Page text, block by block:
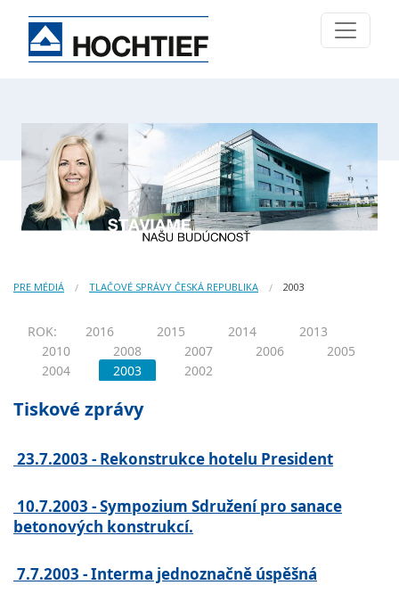
PRE MÉDIÁ TLAČOVÉ SPRÁVY ČESKÁ REPUBLIKA 2003
ROK: 2016 2015 2014
2013
2010
2008 2007 2006
2005
2004
2003 2002
Tiskové zprávy
23.7.2003 - Rekonstrukce hotelu President
10.7.2003 - Sympozium Sdružení pro sanace
betonových konstrukcí.
7.7.2003 - Interma jednoznačně úspěšná